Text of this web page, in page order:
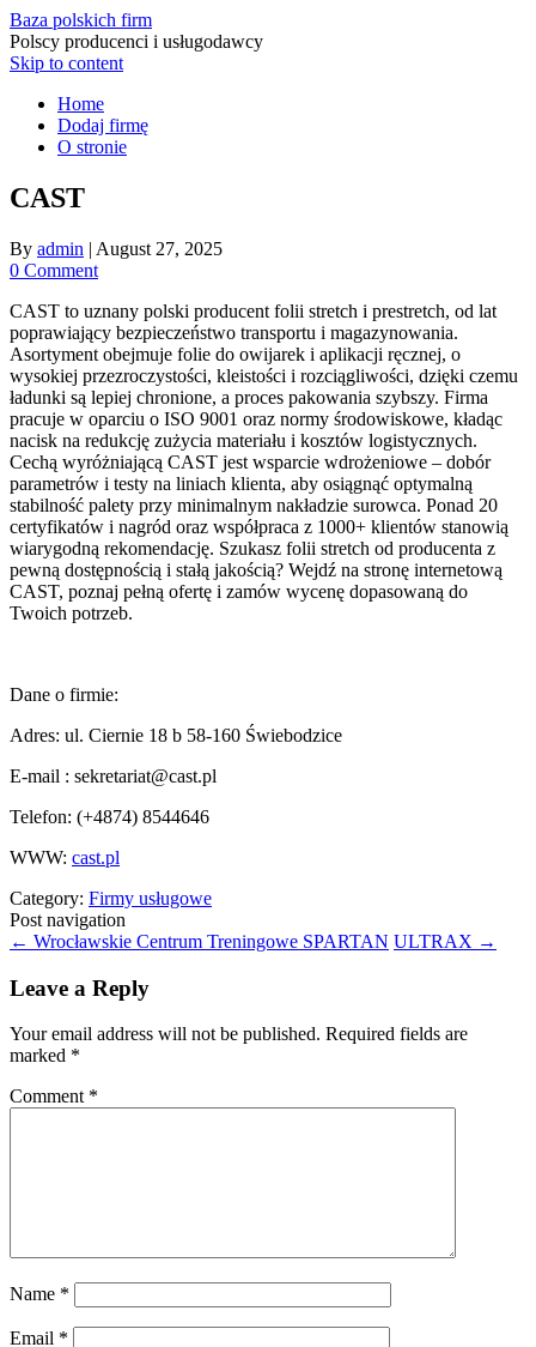
Baza polskich firm
Polscy producenci i usługodawcy
Skip to content
Home
Dodaj firmę
O stronie
CAST
By admin | August 27, 2025
0 Comment
CAST to uznany polski producent folii stretch i prestretch, od lat
poprawiający bezpieczeństwo transportu i magazynowania.
Asortyment obejmuje folie do owijarek i aplikacji ręcznej, o
wysokiej przezroczystości, kleistości i rozciągliwości, dzięki czemu
ładunki są lepiej chronione, a proces pakowania szybszy. Firma
pracuje w oparciu o ISO 9001 oraz normy środowiskowe, kładąc
nacisk na redukcję zużycia materiału i kosztów logistycznych.
Cechą wyróżniającą CAST jest wsparcie wdrożeniowe – dobór
parametrów i testy na liniach klienta, aby osiągnąć optymalną
stabilność palety przy minimalnym nakładzie surowca. Ponad 20
certyfikatów i nagród oraz współpraca z 1000+ klientów stanowią
wiarygodną rekomendację. Szukasz folii stretch od producenta z
pewną dostępnością i stałą jakością? Wejdź na stronę internetową
CAST, poznaj pełną ofertę i zamów wycenę dopasowaną do
Twoich potrzeb.
Dane o firmie:
Adres: ul. Ciernie 18 b 58-160 Świebodzice
E-mail : sekretariat@cast.pl
Telefon: (+4874) 8544646
WWW: cast.pl
Category: Firmy usługowe
Post navigation
← Wrocławskie Centrum Treningowe SPARTAN ULTRAX →
Leave a Reply
Your email address will not be published. Required fields are
marked *
Comment *
Name *
Email *